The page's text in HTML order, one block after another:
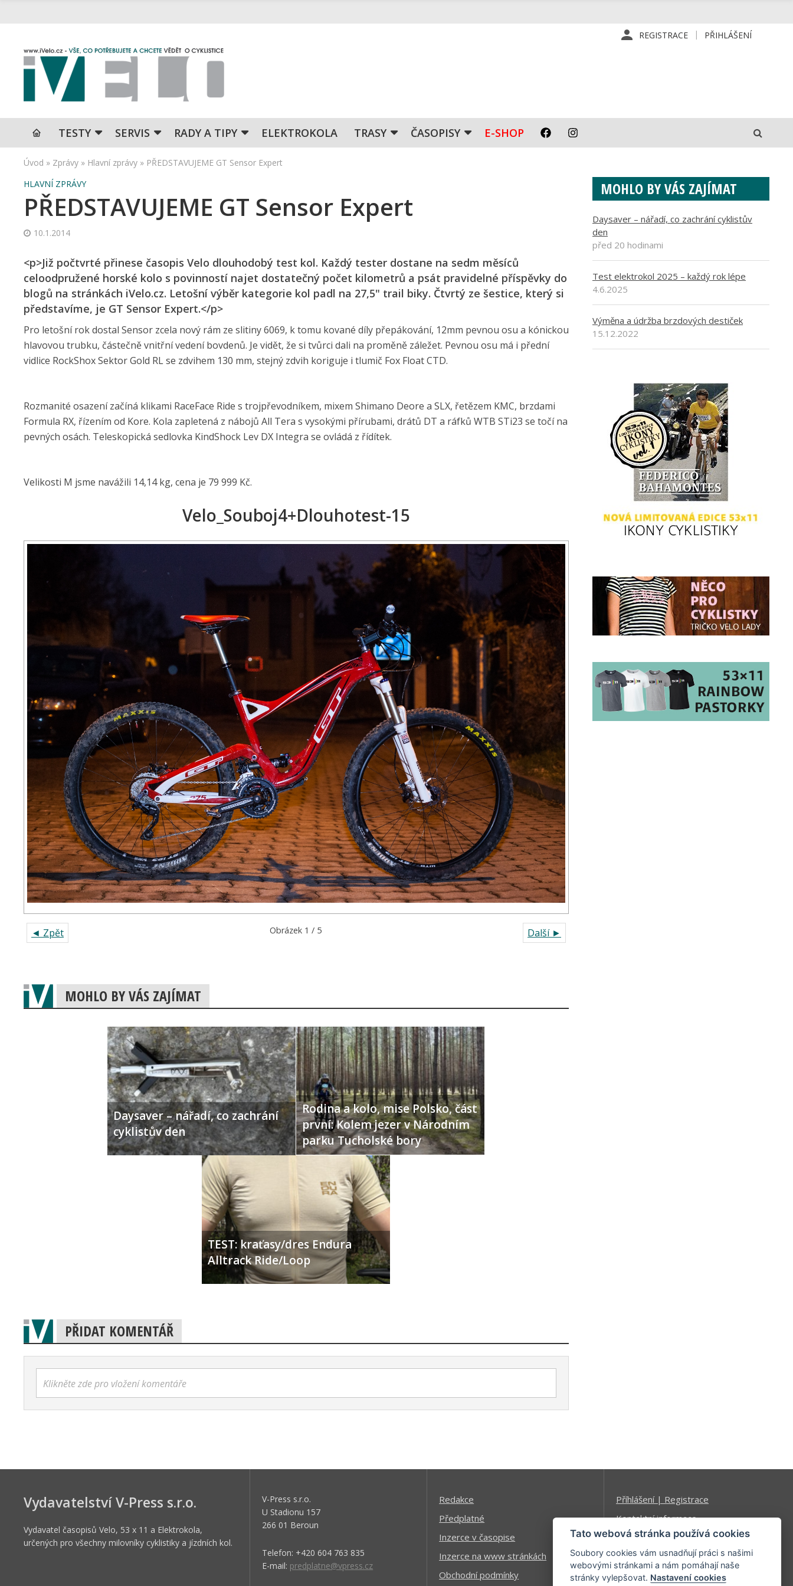
REGISTRACE PŘIHLÁŠENÍ
TESTY SERVIS RADY A TIPY ELEKTROKOLA TRASY ČASOPISY E-SHOP
Úvod » Zprávy » Hlavní zprávy » PŘEDSTAVUJEME GT Sensor Expert
HLAVNÍ ZPRÁVY
PŘEDSTAVUJEME GT Sensor Expert
10.1.2014
<p>Již počtvrté přinese časopis Velo dlouhodobý test kol. Každý tester dostane na sedm měsíců
celoodpružené horské kolo s povinností najet dostatečný počet kilometrů a psát pravidelné příspěvky do
blogů na stránkách iVelo.cz. Letošní výběr kategorie kol padl na 27,5" trail biky. Čtvrtý ze šestice, který si
představíme, je GT Sensor Expert.</p>
Pro letošní rok dostal Sensor zcela nový rám ze slitiny 6069, k tomu kované díly přepákování, 12mm pevnou osu a kónickou
hlavovou trubku, částečně vnitřní vedení bovdenů. Je vidět, že si tvůrci dali na proměně záležet. Pevnou osu má i přední
vidlice RockShox Sektor Gold RL se zdvihem 130 mm, stejný zdvih koriguje i tlumič Fox Float CTD.
Rozmanité osazení začíná klikami RaceFace Ride s trojpřevodníkem, mixem Shimano Deore a SLX, řetězem KMC, brzdami
Formula RX, řízením od Kore. Kola zapletená z nábojů All Tera s vysokými přírubami, drátů DT a ráfků WTB STi23 se točí na
pevných osách. Teleskopická sedlovka KindShock Lev DX Integra se ovládá z řídítek.
Velikosti M jsme navážili 14,14 kg, cena je 79 999 Kč.
Velo_Souboj4+Dlouhotest-15
◄ Zpět Další ►
Obrázek 1 / 5
MOHLO BY VÁS ZAJÍMAT
Daysaver – nářadí, co zachrání
cyklistův den
Rodina a kolo, mise Polsko, část
první: Kolem jezer v Národním
parku Tucholské bory
TEST: kraťasy/dres Endura
Alltrack Ride/Loop
PŘIDAT KOMENTÁŘ
Klikněte zde pro vložení komentáře
MOHLO BY VÁS ZAJÍMAT
Daysaver – nářadí, co zachrání cyklistův
den
před 20 hodinami
Test elektrokol 2025 – každý rok lépe
4.6.2025
Výměna a údržba brzdových destiček
15.12.2022
Vydavatelství V-Press s.r.o.
Vydavatel časopisů Velo, 53 x 11 a Elektrokola,
určených pro všechny milovníky cyklistiky a jízdních kol.
V-Press s.r.o.
U Stadionu 157
266 01 Beroun
Telefon: +420 604 763 835
E-mail: predplatne@vpress.cz
Redakce
Předplatné
Inzerce v časopise
Inzerce na www stránkách
Obchodní podmínky
Příhlášení | Registrace
Kontaktní informace
Mapa stránek
Tato webová stránka používá cookies
Soubory cookies vám usnadňují práci s našimi
webovými stránkami a nám pomáhají naše
stránky vylepšovat. Nastavení cookies